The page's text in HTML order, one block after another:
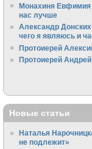
Монахиня Евфимия
нас лучше
Александр
чего я являюсь и
Протоиерей
Протоиерей
Новые статьи
Наталья
не подлежит»